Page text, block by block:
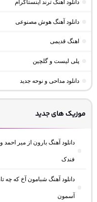
دانلود آهنگ ترند اینستاگرام
دانلود آهنگ هوش مصنوعی
اهنگ قدیمی
پلی لیست و گلچین
دانلود مداحی و نوحه جدید
موزیک های جدید
دانلود آهنگ بارون از میر احمد
فندک
دانلود آهنگ شبامون آخ که
آسمون